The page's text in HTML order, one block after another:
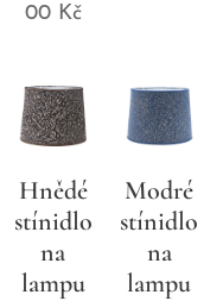
00Kč
Hnědé
stínidlo
na
lampu
Modré
stínidlo
na
lampu